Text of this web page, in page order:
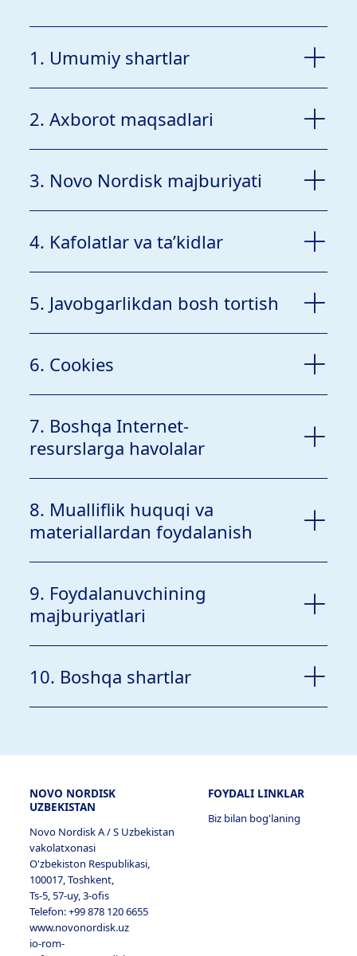
1. Umumiy shartlar
2. Axborot maqsadlari
3. Novo Nordisk majburiyati
4. Kafolatlar va ta’kidlar
5. Javobgarlikdan bosh tortish
6. Cookies
faqat Maxfiylik siyosati
ma'lumotlarga ishlov berish to'g'risidagi
Nizom
7. Boshqa Internet-
resurslarga havolalar
8. Mualliflik huquqi va
materiallardan foydalanish
9. Foydalanuvchining
majburiyatlari
10. Boshqa shartlar
NOVO NORDISK
UZBEKISTAN
Novo Nordisk A / S Uzbekistan
vakolatxonasi
O'zbekiston Respublikasi,
100017, Toshkent,
Ts-5, 57-uy, 3-ofis
Telefon: +99 878 120 6655
www.novonordisk.uz
io-rom-
FOYDALI LINKLAR
Biz bilan bog'laning